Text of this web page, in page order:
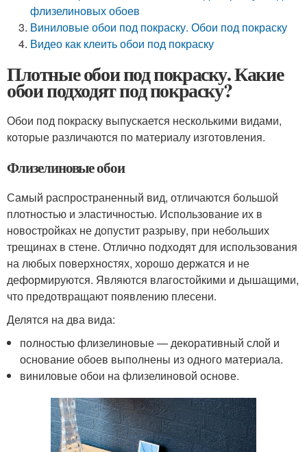
флизелиновых обоев
Виниловые обои под покраску. Обои под покраску
Видео как клеить обои под покраску
Плотные обои под покраску. Какие
обои подходят под покраску?
Обои под покраску выпускается несколькими видами,
которые различаются по материалу изготовления.
Флизелиновые обои
Самый распространенный вид, отличаются большой
плотностью и эластичностью. Использование их в
новостройках не допустит разрыву, при небольших
трещинах в стене. Отлично подходят для использования
на любых поверхностях, хорошо держатся и не
деформируются. Являются влагостойкими и дышащими,
что предотвращают появлению плесени.
Делятся на два вида:
полностью флизелиновые — декоративный слой и
основание обоев выполнены из одного материала.
виниловые обои на флизелиновой основе.